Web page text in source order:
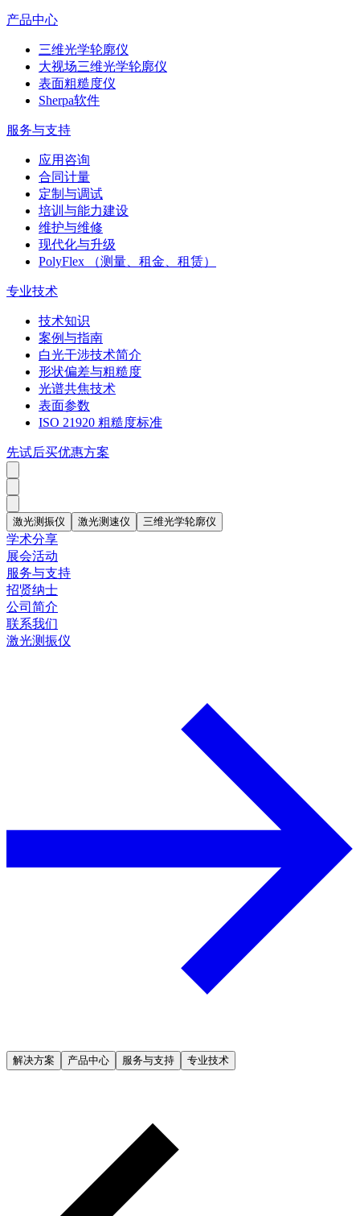
产品中心
三维光学轮廓仪
大视场三维光学轮廓仪
表面粗糙度仪
Sherpa软件
服务与支持
应用咨询
合同计量
定制与调试
培训与能力建设
维护与维修
现代化与升级
PolyFlex （测量、租金、租赁）
专业技术
技术知识
案例与指南
白光干涉技术简介
形状偏差与粗糙度
光谱共焦技术
表面参数
ISO 21920 粗糙度标准
先试后买优惠方案
激光测振仪 激光测速仪 三维光学轮廓仪
学术分享
展会活动
服务与支持
招贤纳士
公司简介
联系我们
激光测振仪
解决方案 产品中心 服务与支持 专业技术